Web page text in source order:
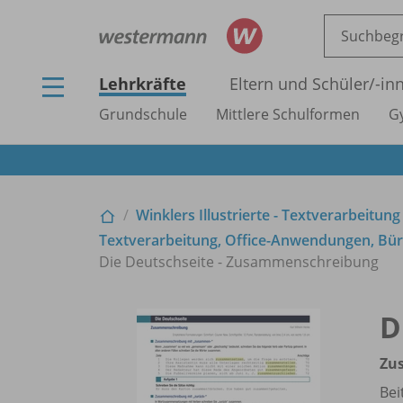
Lehrkräfte Eltern und Schüler/-
Grundschule Mittlere Schulformen
Winklers Illustrierte -
Textverarbeitung, Office-Anwendungen,
Die Deutschseite - Zusammenschreibung